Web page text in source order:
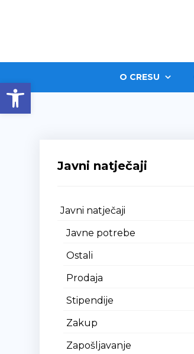
Open toolbarO CRESU
Javni natječaji
Javni natječaji
Javne potrebe
Ostali
Prodaja
Stipendije
Zakup
Zapošljavanje